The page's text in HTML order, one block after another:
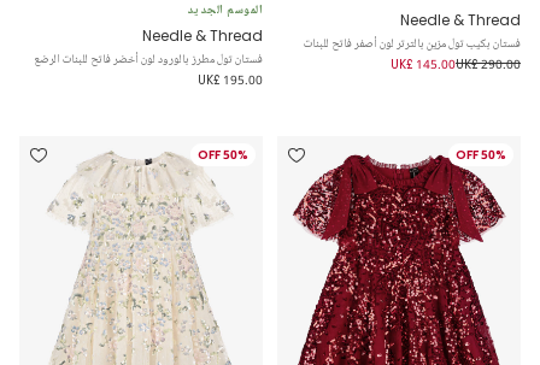
Needle & Thread
فستان بكيب تول مزين بالترتر لون أصفر فاتح للبنات
UK£ 290.00
UK£ 145.00
الموسم الجديد
Needle & Thread
فستان تول مطرز بالورود لون أخضر فاتح للبنات الرضع
UK£ 195.00
50% OFF
50% OFF